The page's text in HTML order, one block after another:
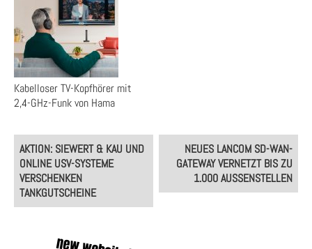
Kabelloser TV-Kopfhörer mit
2,4-GHz-Funk von Hama
Post
navigation
AKTION: SIEWERT & KAU UND
ONLINE USV-SYSTEME
VERSCHENKEN
TANKGUTSCHEINE
NEUES LANCOM SD-WAN-
GATEWAY VERNETZT BIS ZU
1.000 AUSSENSTELLEN